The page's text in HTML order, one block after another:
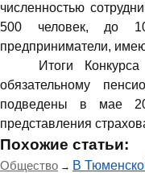
численностью
500 человек, до
предприниматели,
Итоги
обязательному
подведены в мае
представления
Похожие статьи:
Общество → В